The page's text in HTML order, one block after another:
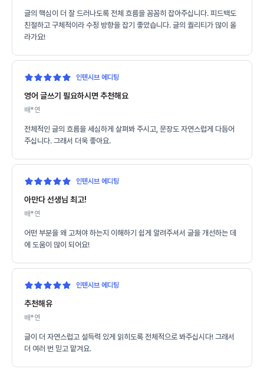
글의 핵심이 더 잘 드러나도록 전체 흐름을 꼼꼼히 잡아주십니다. 피드백도
친절하고 구체적이라 수정 방향을 잡기 좋았습니다. 글의 퀄리티가 많이 올
라가요!
인텐시브 에디팅
영어 글쓰기 필요하시면 추천해요
배*연
전체적인 글의 흐름을 세심하게 살펴봐 주시고, 문장도 자연스럽게 다듬어
주십니다. 그래서 더욱 좋아요.
인텐시브 에디팅
아만다 선생님 최고!
배*연
어떤 부분을 왜 고쳐야 하는지 이해하기 쉽게 알려주셔서 글을 개선하는 데
에 도움이 많이 되어요!
인텐시브 에디팅
추천해유
배*연
글이 더 자연스럽고 설득력 있게 읽히도록 전체적으로 봐주십시다! 그래서
더 여러 번 믿고 맡겨요.